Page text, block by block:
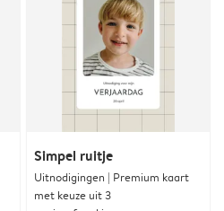
Simpel ruitje
Uitnodigingen | Premium kaart
met keuze uit 3